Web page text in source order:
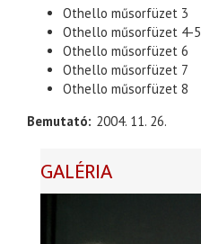
Othello műsorfüzet 3
Othello műsorfüzet 4-5
Othello műsorfüzet 6
Othello műsorfüzet 7
Othello műsorfüzet 8
Bemutató 2004. 11. 26.
GALÉRIA